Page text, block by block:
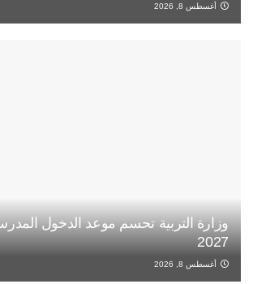
أغسطس 8, 2026
2027
أغسطس 8, 2026